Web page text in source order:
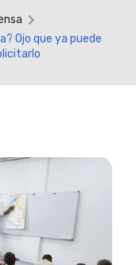
Ojo que ya puede